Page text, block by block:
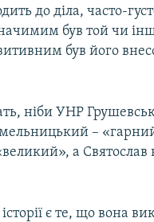
до діла, часто-
був той чи
був його
ніби УНР
–
а Святослав
є те, що вона